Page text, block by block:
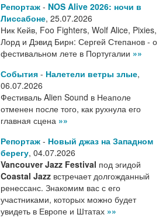
Репортаж - NOS Alive 2026: ночи в
Лиссабоне, 25.07.2026
Ник Кейв, Foo Fighters, Wolf Alice, Pixies,
Лорд и Дэвид Бирн: Сергей Степанов - о
фестивальном лете в Португалии »»
События - Налетели ветры злые,
06.07.2026
Фестиваль Alien Sound в Неаполе
отменен после того, как рухнула его
главная сцена »»
Репортаж - Новый джаз на Западном
берегу, 04.07.2026
Vancouver Jazz Festival под эгидой
Coastal Jazz встречает долгожданный
ренессанс. Знакомим вас с его
участниками, которых можно будет
увидеть в Европе и Штатах »»